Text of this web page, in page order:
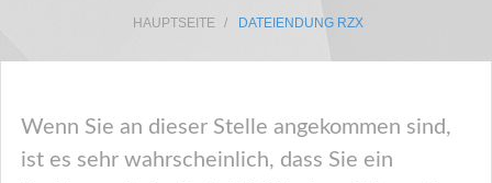
HAUPTSEITE DATEIENDUNG RZX
Wenn Sie an dieser Stelle angekommen sind,
ist es sehr wahrscheinlich, dass Sie ein